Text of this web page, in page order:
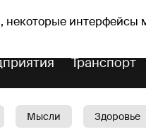
некоторые
Прогноз погоды
Транспорт
Мысли Здоровье